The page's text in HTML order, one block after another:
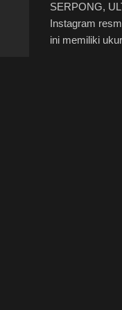
SERPONG,
Instagram
ini memiliki